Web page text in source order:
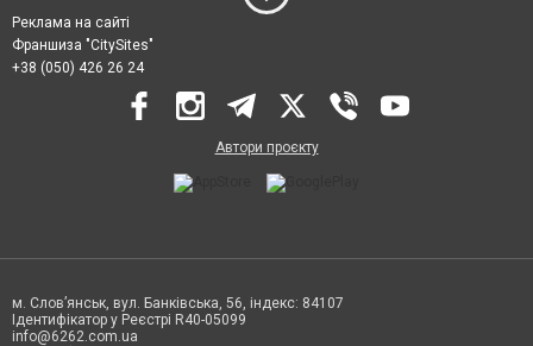
Реклама на сайті
Франшиза "CitySites"
+38 (050) 426 26 24
Автори проєкту
м. Слов’янськ, вул. Банківська, 56, індекс: 84107
Ідентифікатор у Реєстрі R40-05099
info@6262.com.ua